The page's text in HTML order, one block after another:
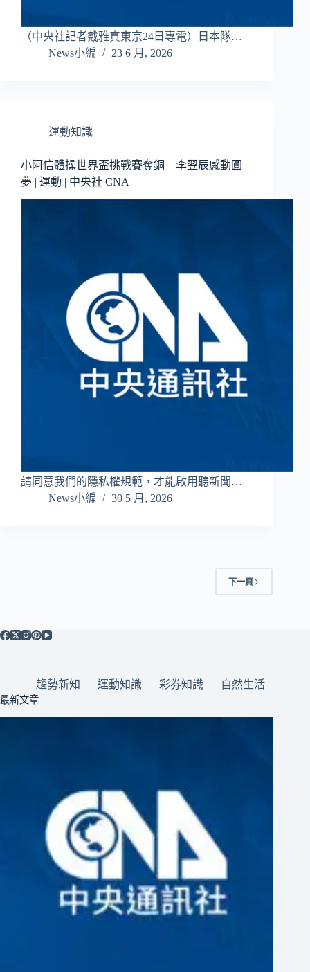
（中央社記者戴雅真東京24日專電）日本隊…
News小編
23 6 月, 2026
運動知識
小阿信體操世界盃挑戰賽奪銅 李翌辰感動圓
夢 | 運動 | 中央社 CNA
請同意我們的隱私權規範，才能啟用聽新聞…
News小編
30 5 月, 2026
下一頁
趨勢新知 運動知識 彩券知識 自然生活
最新文章